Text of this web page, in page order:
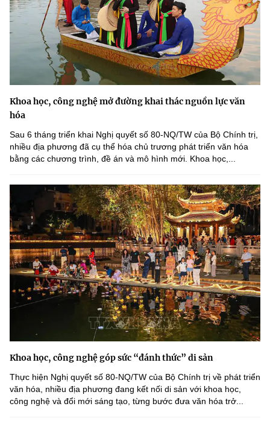
Khoa học, công nghệ mở đường khai thác nguồn lực văn
hóa
Sau 6 tháng triển khai Nghị quyết số 80-NQ/TW của Bộ Chính trị,
nhiều địa phương đã cụ thể hóa chủ trương phát triển văn hóa
bằng các chương trình, đề án và mô hình mới. Khoa học,...
Khoa học, công nghệ góp sức “đánh thức” di sản
Thực hiện Nghị quyết số 80-NQ/TW của Bộ Chính trị về phát triển
văn hóa, nhiều địa phương đang kết nối di sản với khoa học,
công nghệ và đổi mới sáng tạo, từng bước đưa văn hóa trở...